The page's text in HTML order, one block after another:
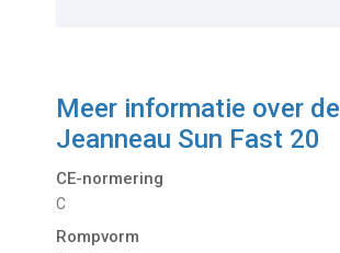
Meer informatie over de
Jeanneau Sun Fast 20
CE-normering
C
Rompvorm